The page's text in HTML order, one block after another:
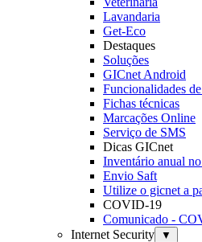
Lavandaria
Get-Eco
Destaques
Soluções
GICnet Android
Funcionalidades
Fichas técnicas
Marcações Online
Serviço de SMS
Dicas GICnet
Inventário anual
Envio Saft
Utilize o gicnet a
COVID-19
Comunicado -
Internet Security
▼